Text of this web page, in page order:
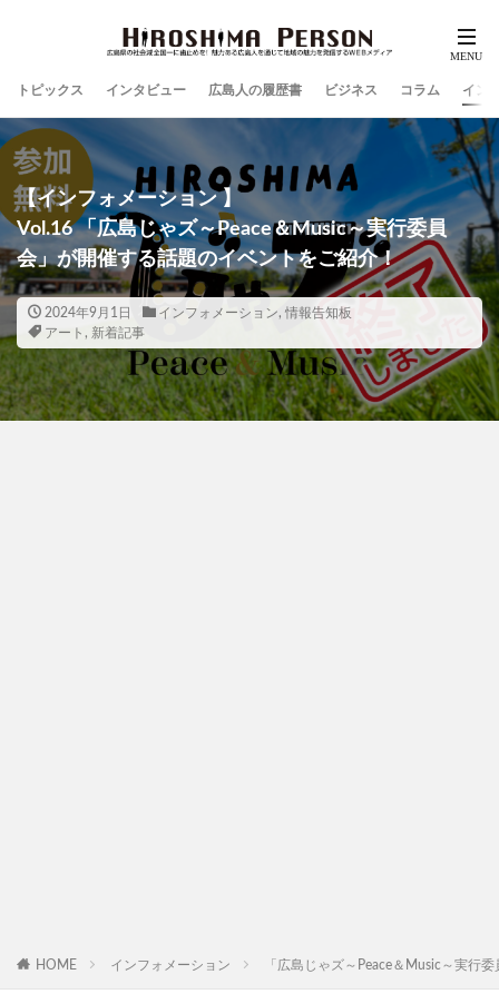
トピックス インタビュー 広島人の履歴書 ビジネス コラム イン
【インフォメーション 】
Vol.16 「広島じゃズ～Peace＆Music～実行委員
会」が開催する話題のイベントをご紹介！
2024年9月1日 インフォメーション, 情報告知板
アート , 新着記事
HOME インフォメーション 「広島じゃズ～Peace＆Music～実行